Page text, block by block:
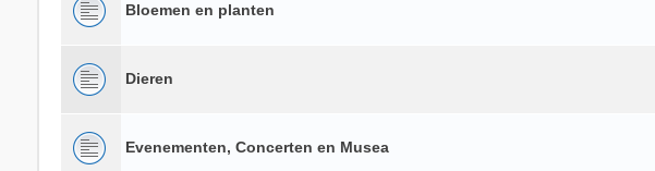
Bloemen en planten
Dieren
Evenementen, Concerten en Musea